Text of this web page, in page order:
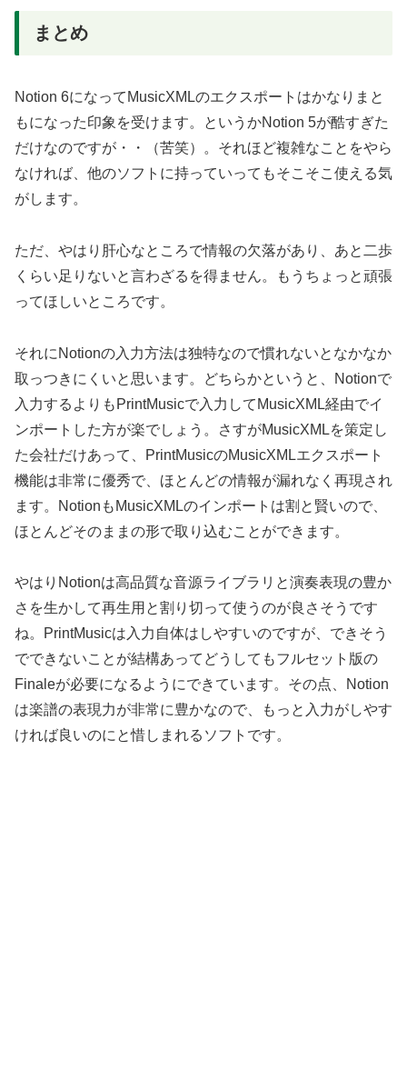
まとめ
Notion 6になってMusicXMLのエクスポートはかなりまと
もになった印象を受けます。というかNotion 5が酷すぎた
だけなのですが・・（苦笑）。それほど複雑なことをやら
なければ、他のソフトに持っていってもそこそこ使える気
がします。
ただ、やはり肝心なところで情報の欠落があり、あと二歩
くらい足りないと言わざるを得ません。もうちょっと頑張
ってほしいところです。
それにNotionの入力方法は独特なので慣れないとなかなか
取っつきにくいと思います。どちらかというと、Notionで
入力するよりもPrintMusicで入力してMusicXML経由でイ
ンポートした方が楽でしょう。さすがMusicXMLを策定し
た会社だけあって、PrintMusicのMusicXMLエクスポート
機能は非常に優秀で、ほとんどの情報が漏れなく再現され
ます。NotionもMusicXMLのインポートは割と賢いので、
ほとんどそのままの形で取り込むことができます。
やはりNotionは高品質な音源ライブラリと演奏表現の豊か
さを生かして再生用と割り切って使うのが良さそうです
ね。PrintMusicは入力自体はしやすいのですが、できそう
でできないことが結構あってどうしてもフルセット版の
Finaleが必要になるようにできています。その点、Notion
は楽譜の表現力が非常に豊かなので、もっと入力がしやす
ければ良いのにと惜しまれるソフトです。